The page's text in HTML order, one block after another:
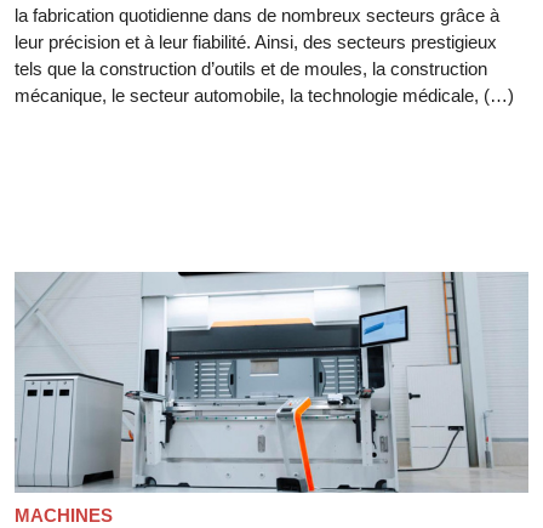
la fabrication quotidienne dans de nombreux secteurs grâce à
leur précision et à leur fiabilité. Ainsi, des secteurs prestigieux
tels que la construction d’outils et de moules, la construction
mécanique, le secteur automobile, la technologie médicale, (…)
MACHINES